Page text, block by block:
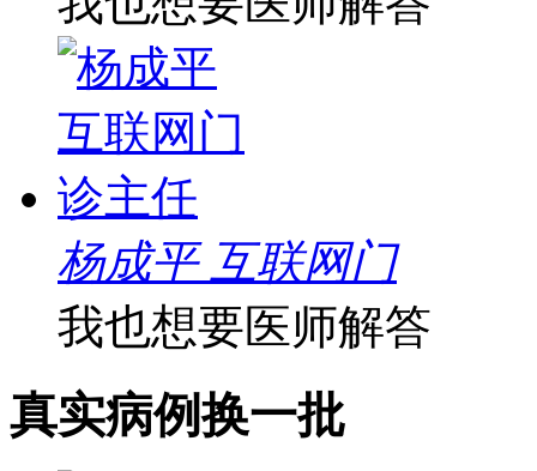
杨成平 互联网门
我也想要医师解答
真实病例换一批